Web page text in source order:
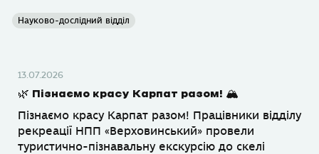
Науково-дослідний відділ
13.07.2026
🌿 Пізнаємо красу Карпат разом! 🏔
Пізнаємо красу Карпат разом! Працівники відділу
рекреації НПП «Верховинський» провели
туристично-пізнавальну екскурсію до скелі